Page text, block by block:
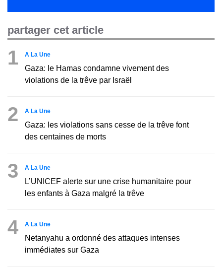
partager cet article
1 A La Une
Gaza: le Hamas condamne vivement des
violations de la trêve par Israël
2 A La Une
Gaza: les violations sans cesse de la trêve font
des centaines de morts
3 A La Une
L’UNICEF alerte sur une crise humanitaire pour
les enfants à Gaza malgré la trêve
4 A La Une
Netanyahu a ordonné des attaques intenses
immédiates sur Gaza